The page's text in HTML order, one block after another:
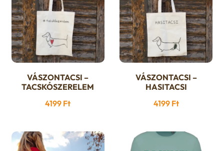
VÁSZONTACSI –
TACSKÓSZERELEM
4199 Ft
VÁSZONTACSI –
HASITACSI
4199 Ft